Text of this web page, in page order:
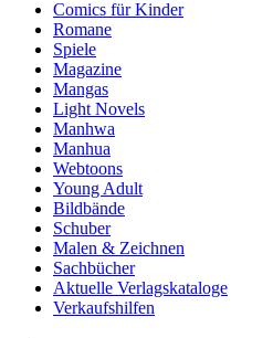
Comics für Kinder
Romane
Spiele
Magazine
Mangas
Light Novels
Manhwa
Manhua
Webtoons
Young Adult
Bildbände
Schuber
Malen & Zeichnen
Sachbücher
Aktuelle Verlagskataloge
Verkaufshilfen